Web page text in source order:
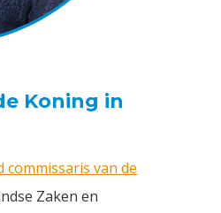
Koning in
commissaris van de
Zaken en